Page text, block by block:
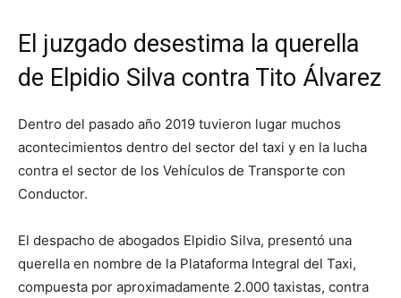
El juzgado desestima la querella
de Elpidio Silva contra Tito Álvarez
Dentro del pasado año 2019 tuvieron lugar muchos
acontecimientos dentro del sector del taxi y en la lucha
contra el sector de los Vehículos de Transporte con
Conductor.
El despacho de abogados Elpidio Silva, presentó una
querella en nombre de la Plataforma Integral del Taxi,
compuesta por aproximadamente 2.000 taxistas, contra